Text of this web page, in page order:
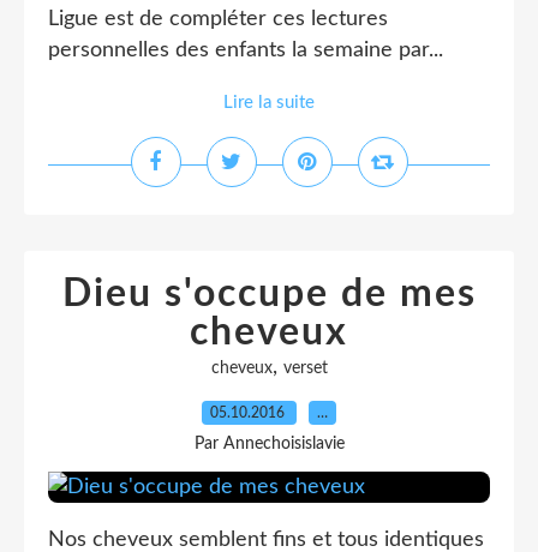
Ligue est de compléter ces lectures
personnelles des enfants la semaine par...
Lire la suite
Dieu s'occupe de mes
cheveux
cheveux, verset
05.10.2016 …
Par Annechoisislavie
Nos cheveux semblent fins et tous identiques